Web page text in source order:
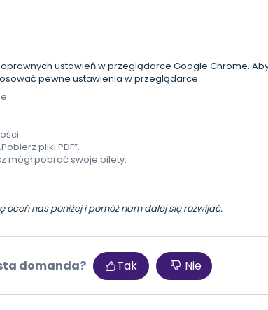
ustawień w przeglądarce Google Chrome.
pewne ustawienia w przeglądarce.
pliki PDF”.
mógł pobrać swoje bilety.
oceń nas poniżej i pomóż nam dalej się rozwijać.
domanda? Tak Nie